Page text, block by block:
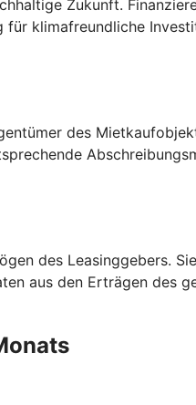
Zukunft.
für klimafreundliche
des
des Leasinggebers.
aus den Erträgen